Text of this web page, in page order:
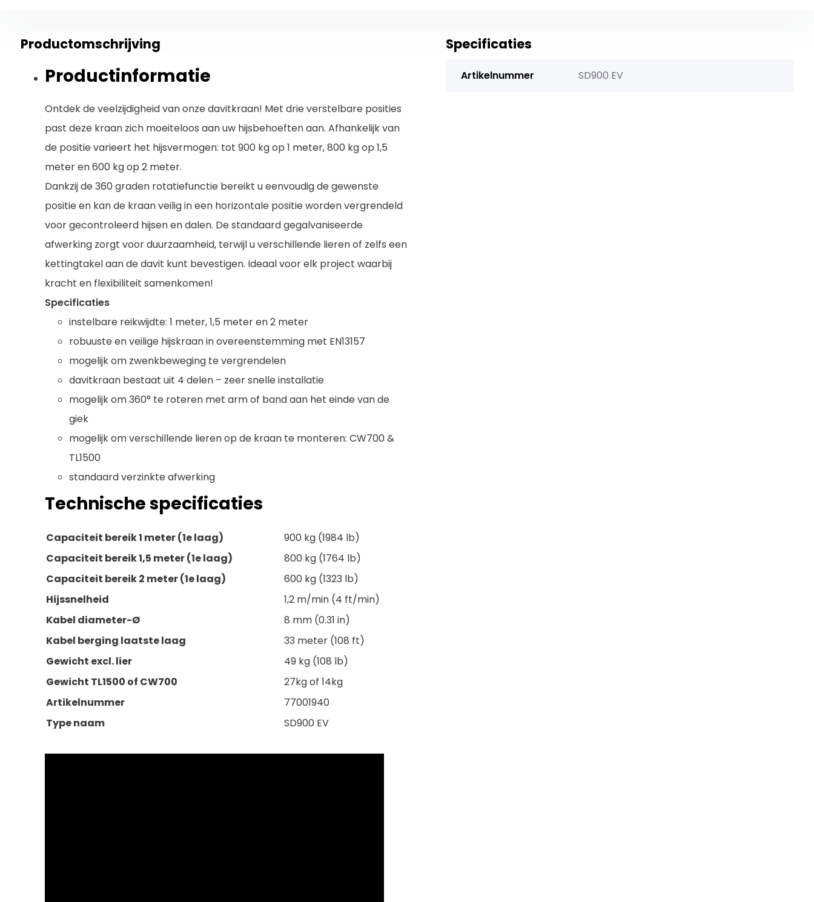
Productomschrijving
Productinformatie
Ontdek de veelzijdigheid van onze davitkraan! Met drie verstelbare posities
past deze kraan zich moeiteloos aan uw hijsbehoeften aan. Afhankelijk van
de positie varieert het hijsvermogen: tot 900 kg op 1 meter, 800 kg op 1,5
meter en 600 kg op 2 meter.
Dankzij de 360 ​​graden rotatiefunctie bereikt u eenvoudig de gewenste
positie en kan de kraan veilig in een horizontale positie worden vergrendeld
voor gecontroleerd hijsen en dalen. De standaard gegalvaniseerde
afwerking zorgt voor duurzaamheid, terwijl u verschillende lieren of zelfs een
kettingtakel aan de davit kunt bevestigen. Ideaal voor elk project waarbij
kracht en flexibiliteit samenkomen!
Specificaties
instelbare reikwijdte: 1 meter, 1,5 meter en 2 meter
robuuste en veilige hijskraan in overeenstemming met EN13157
mogelijk om zwenkbeweging te vergrendelen
davitkraan bestaat uit 4 delen – zeer snelle installatie
mogelijk om 360° te roteren met arm of band aan het einde van de
giek
mogelijk om verschillende lieren op de kraan te monteren: CW700 &
TL1500
standaard verzinkte afwerking
Technische specificaties
Capaciteit bereik 1 meter (1e laag)
900 kg (1984 lb)
Capaciteit bereik 1,5 meter (1e laag)
800 kg (1764 lb)
Capaciteit bereik 2 meter (1e laag)
600 kg (1323 lb)
Hijssnelheid
1,2 m/min (4 ft/min)
Kabel diameter-Ø
8 mm (0.31 in)
Kabel berging laatste laag
33 meter (108 ft)
Gewicht excl. lier
49 kg (108 lb)
Gewicht TL1500 of CW700
27kg of 14kg
Artikelnummer
77001940
Type naam
SD900 EV
Specificaties
Artikelnummer SD900 EV